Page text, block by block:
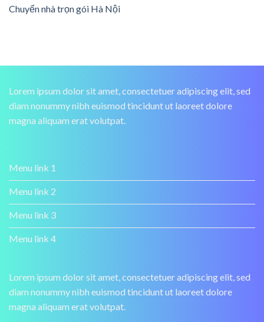
Chuyển nhà trọn gói Hà Nội
Lorem ipsum dolor sit amet, consectetuer adipiscing elit, sed
diam nonummy nibh euismod tincidunt ut laoreet dolore
magna aliquam erat volutpat.
Menu link 1
Menu link 2
Menu link 3
Menu link 4
Lorem ipsum dolor sit amet, consectetuer adipiscing elit, sed
diam nonummy nibh euismod tincidunt ut laoreet dolore
magna aliquam erat volutpat.